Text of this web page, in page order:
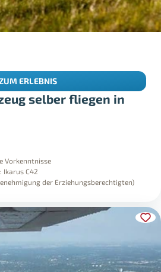
selber fliegen in
Vorkenntnisse
C42
der Erziehungsberechtigten)
ERLEBNIS